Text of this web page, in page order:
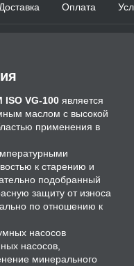
Доставка Оплата
ISO VG-100 является
маслом с высокой
применения в
к старению и
подобранный
защиту от износа
по отношению к
насосов
насосов,
минерального